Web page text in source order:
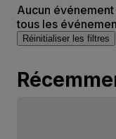
Aucun
tous les
Réinitialiser les filtres